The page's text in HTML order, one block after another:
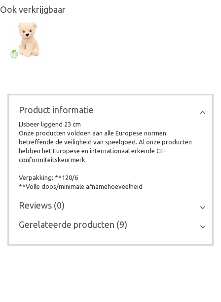
Ook verkrijgbaar
Product informatie
IJsbeer liggend 23 cm
Onze producten voldoen aan alle Europese normen
betreffende de veiligheid van speelgoed. Al onze producten
hebben het Europese en internationaal erkende CE-
conformiteitskeurmerk.
Verpakking: **120/6
**Volle doos/minimale afnamehoeveelheid
Reviews (0)
Gerelateerde producten (9)